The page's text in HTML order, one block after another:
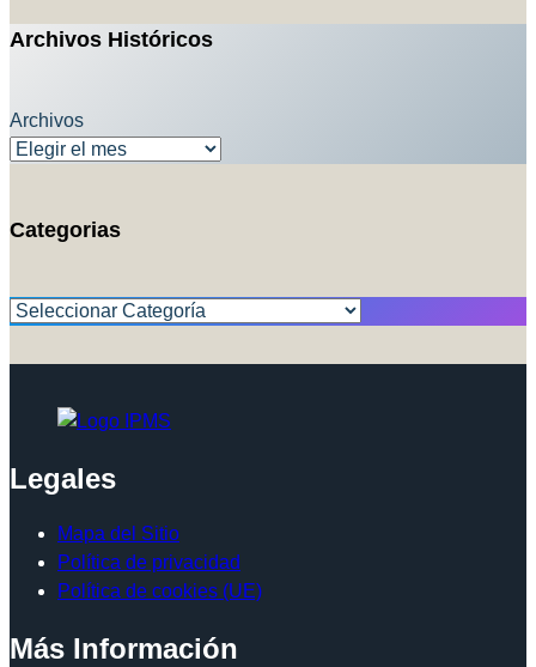
Archivos Históricos
Archivos
Categorias
Categorías
Legales
Mapa del Sitio
Política de privacidad
Política de cookies (UE)
Más Información